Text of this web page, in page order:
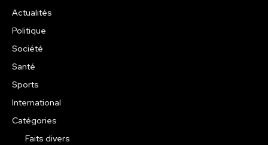
Actualités
Politique
Société
Santé
Sports
International
Catégories
Faits divers